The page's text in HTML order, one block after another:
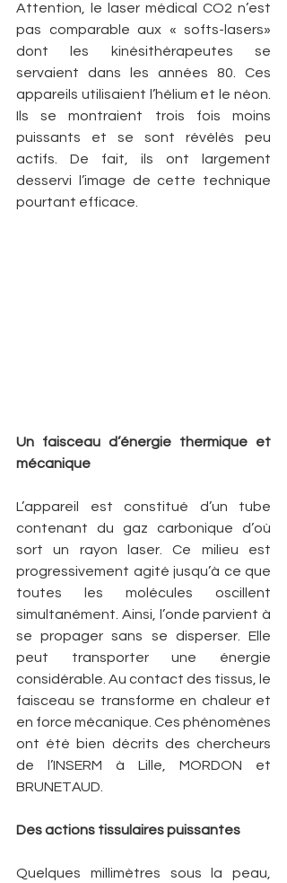
Attention, le laser médical CO2 n’est
pas comparable aux « softs-lasers»
dont les kinésithérapeutes se
servaient dans les années 80. Ces
appareils utilisaient l’hélium et le néon.
Ils se montraient trois fois moins
puissants et se sont révélés peu
actifs. De fait, ils ont largement
desservi l’image de cette technique
pourtant efficace.
Un faisceau d’énergie thermique et
mécanique
L’appareil est constitué d’un tube
contenant du gaz carbonique d’où
sort un rayon laser. Ce milieu est
progressivement agité jusqu’à ce que
toutes les molécules oscillent
simultanément. Ainsi, l’onde parvient à
se propager sans se disperser. Elle
peut transporter une énergie
considérable. Au contact des tissus, le
faisceau se transforme en chaleur et
en force mécanique. Ces phénomènes
ont été bien décrits des chercheurs
de l’INSERM à Lille, MORDON et
BRUNETAUD.
Des actions tissulaires puissantes
Quelques millimètres sous la peau,